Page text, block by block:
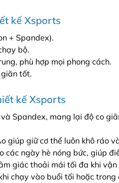
kế Xsports
+ Spandex).
bộ.
phù hợp mọi phong cách.
tốt.
kế Xsports
Spandex, mang lại độ co
giúp giữ cơ thể luôn khô ráo
các ngày hè nóng bức, giúp
giác thoải mái tối đa khi vận
chạy vào buổi tối hoặc trong